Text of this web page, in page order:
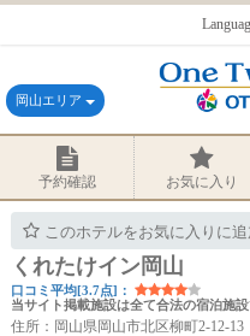
岡山エリア
予約確認 お気に入り
このホテルをお気に入りに追
くれたけイン岡山
口コミ平均[3.7点]：
当サイト掲載施設は全て合法の宿泊施
住所：岡山県岡山市北区柳町2-12-13